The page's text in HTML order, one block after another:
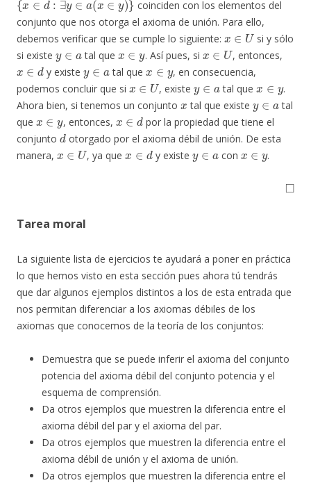
coinciden con los elementos del
conjunto que nos otorga el axioma de unión. Para ello,
debemos verificar que se cumple lo siguiente:
x∈U
si y sólo
si existe
y ∈a
tal que
x∈y
. Así pues, si
x∈U
, entonces,
x ∈d
y existe
y∈a
tal que
x ∈ y
, en consecuencia,
podemos concluir que si
x∈ U
, existe
y∈a
tal que
.
Ahora bien, si tenemos un conjunto
x
tal que existe
y∈a
tal
que
x∈y
, entonces,
x ∈d
por la propiedad que tiene el
conjunto
d
otorgado por el axioma débil de unión. De esta
manera,
x∈U
, ya que
x ∈ d
y existe
y∈a
con
x∈y
.
◻
Tarea moral
La siguiente lista de ejercicios te ayudará a poner en práctica
lo que hemos visto en esta sección pues ahora tú tendrás
que dar algunos ejemplos distintos a los de esta entrada que
nos permitan diferenciar a los axiomas débiles de los
axiomas que conocemos de la teoría de los conjuntos:
Demuestra que se puede inferir el axioma del conjunto
potencia del axioma débil del conjunto potencia y el
esquema de comprensión.
Da otros ejemplos que muestren la diferencia entre el
axioma débil del par y el axioma del par.
Da otros ejemplos que muestren la diferencia entre el
axioma débil de unión y el axioma de unión.
Da otros ejemplos que muestren la diferencia entre el